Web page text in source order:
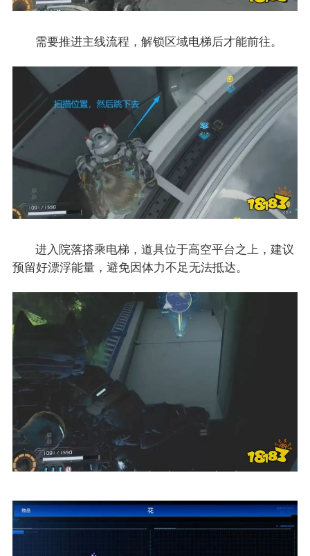
需要推进主线流程，解锁区域电梯后才能前往。
进入院落搭乘电梯，道具位于高空平台之上，建议
预留好漂浮能量，避免因体力不足无法抵达。